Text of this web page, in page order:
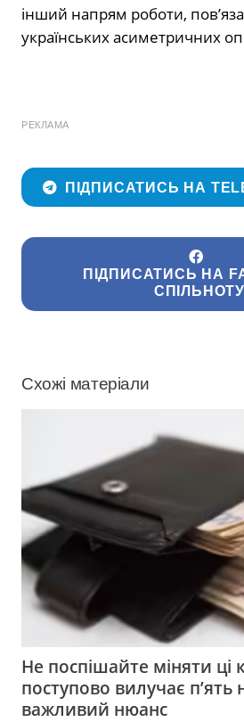
інший напрям роботи,
українських асиметричних
РЕКЛАМА
ПІДПИСАТИСЬ НА
ПІДПИСАТИСЬ НА
СПІЛЬНОТУ
Схожі матеріали
Не поспішайте міняти
поступово вилучає п’ять
важливий нюанс